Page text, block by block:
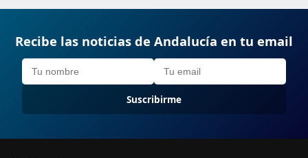
Recibe las noticias de Andalucía en tu email
Suscribirme